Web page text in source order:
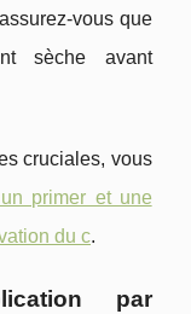
vous que
sèche avant
cruciales, vous
primer et une
du c.
par